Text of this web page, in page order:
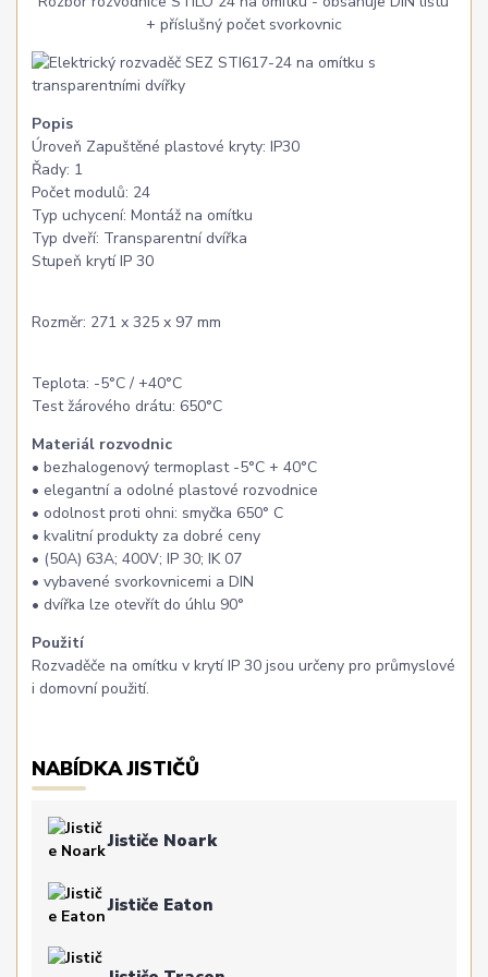
+ příslušný počet svorkovnic
Popis
Úroveň Zapuštěné plastové kryty: IP30
Řady: 1
Počet modulů: 24
Typ uchycení: Montáž na omítku
Typ dveří: Transparentní dvířka
Stupeň krytí IP 30
Rozměr: 271 x 325 x 97 mm
Teplota: -5°C / +40°C
Test žárového drátu: 650°C
Materiál rozvodnic
• bezhalogenový termoplast -5°C + 40°C
• elegantní a odolné plastové rozvodnice
• odolnost proti ohni: smyčka 650° C
• kvalitní produkty za dobré ceny
• (50A) 63A; 400V; IP 30; IK 07
• vybavené svorkovnicemi a DIN
• dvířka lze otevřít do úhlu 90°
Použití
Rozvaděče na omítku v krytí IP 30 jsou určeny pro průmyslové
i domovní použití.
NABÍDKA JISTIČŮ
Jističe Noark
Jističe Eaton